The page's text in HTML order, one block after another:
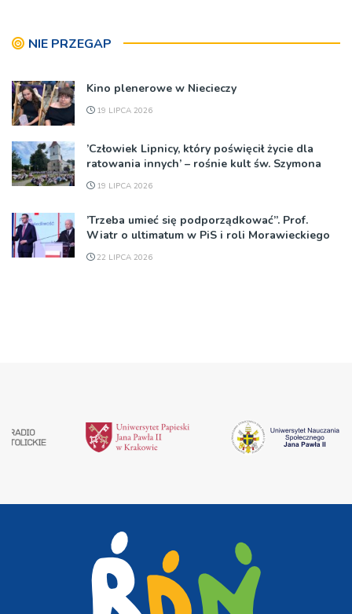
NIE PRZEGAP
Kino plenerowe w Niecieczy
19 LIPCA 2026
’Człowiek Lipnicy, który poświęcił życie dla
ratowania innych’ – rośnie kult św. Szymona
19 LIPCA 2026
’Trzeba umieć się podporządkować”. Prof.
Wiatr o ultimatum w PiS i roli Morawieckiego
22 LIPCA 2026